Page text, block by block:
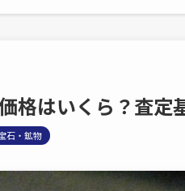
格はいくら？査定
石・鉱物